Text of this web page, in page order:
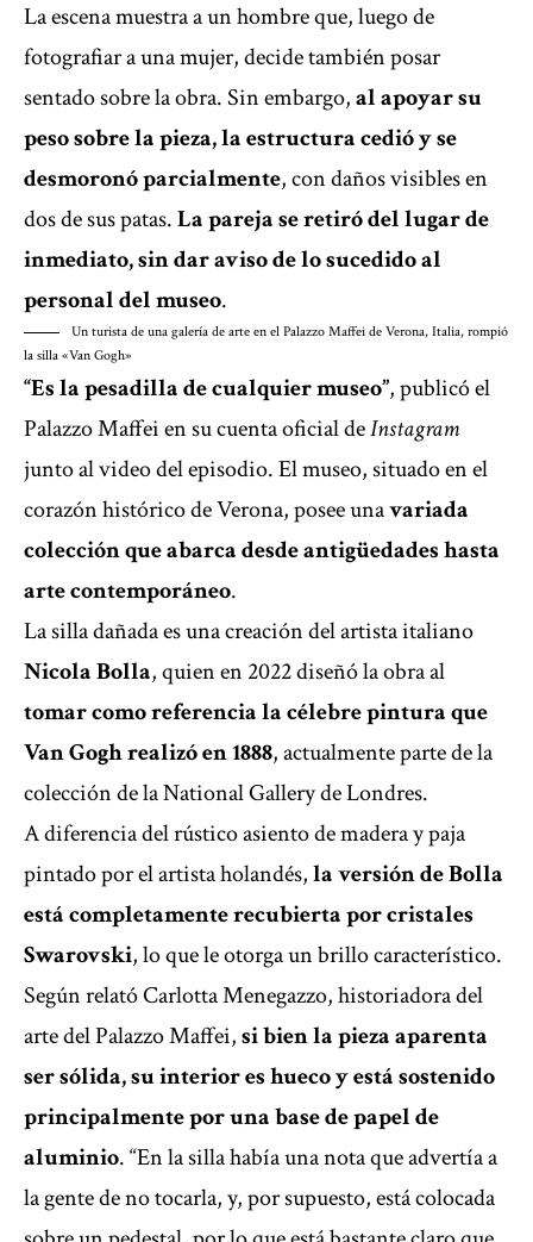
La escena muestra a un hombre que, luego de
fotografiar a una mujer, decide también posar
sentado sobre la obra. Sin embargo,al apoyar su
peso sobre la pieza, la estructura cedió y se
desmoronó parcialmente, con daños visibles en
dos de sus patas.La pareja se retiró del lugar de
inmediato, sin dar aviso de lo sucedido al
personal del museo.
Un turista de una galería de arte en el Palazzo Maffei de Verona, Italia, rompió
la silla «Van Gogh»
“Es la pesadilla de cualquier museo”, publicó el
Palazzo Maffei en su cuenta oficial deInstagram
junto al video del episodio. El museo, situado en el
corazón histórico de Verona, posee unavariada
colección que abarca desde antigüedades hasta
arte contemporáneo.
La silla dañada es una creación del artista italiano
Nicola Bolla, quien en 2022 diseñó la obra al
tomar como referencia la célebre pintura que
Van Gogh realizó en 1888, actualmente parte de la
colección de la National Gallery de Londres.
A diferencia del rústico asiento de madera y paja
pintado por el artista holandés,la versión de Bolla
está completamente recubierta por cristales
Swarovski, lo que le otorga un brillo característico.
Según relató Carlotta Menegazzo, historiadora del
arte del Palazzo Maffei,si bien la pieza aparenta
ser sólida, su interior es hueco y está sostenido
principalmente por una base de papel de
aluminio. “En la silla había una nota que advertía a
la gente de no tocarla, y, por supuesto, está colocada